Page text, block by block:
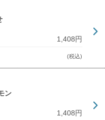
1,408円
(税込)
ン
1,408円